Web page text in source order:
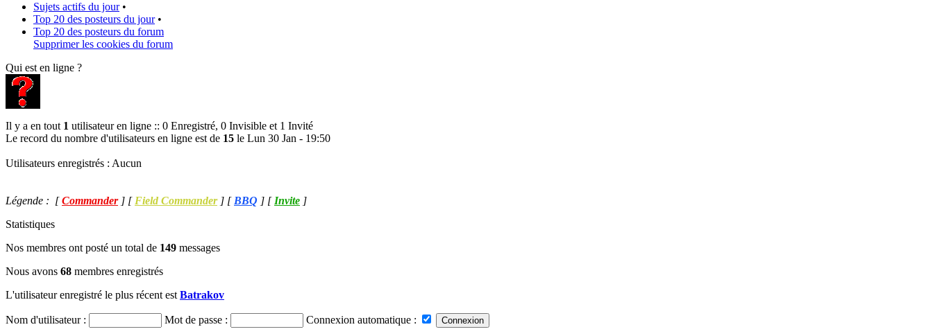
Sujets actifs du jour•
Top 20 des posteurs du jour•
Top 20 des posteurs du forum
Supprimer les cookies du forum
Qui est en ligne ?
Il y a en tout 1 utilisateur en ligne :: 0 Enregistré, 0 Invisible et 1 Invité
Le record du nombre d'utilisateurs en ligne est de 15 le Lun 30 Jan - 19:50
Utilisateurs enregistrés : Aucun
Légende : [Commander] [ Field Commander] [ BBQ ] [ Invite ]
Statistiques
Nos membres ont posté un total de 149 messages
Nous avons 68 membres enregistrés
L'utilisateur enregistré le plus récent est Batrakov
Nom d'utilisateur : Mot de passe : Connexion automatique :